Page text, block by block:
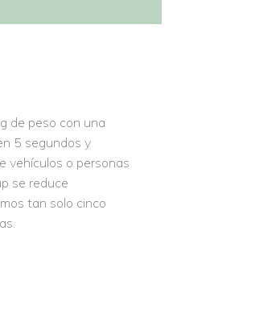
de peso con una
5 segundos y
vehículos o personas
se reduce
tan solo cinco